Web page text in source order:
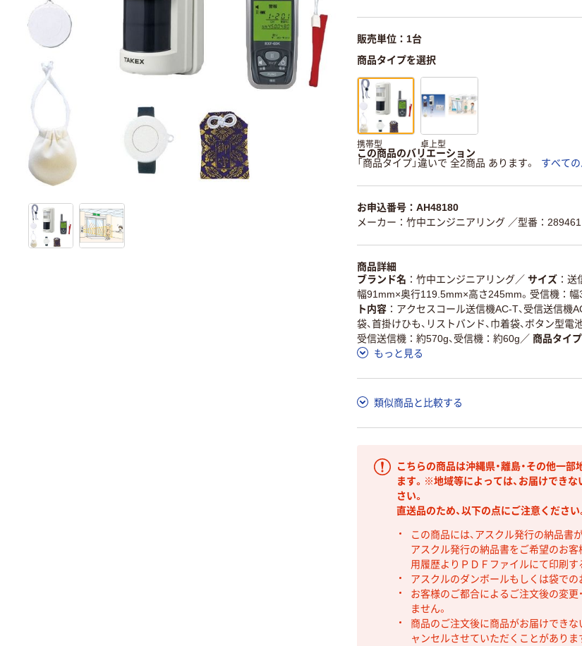
販売単位：1台
商品タイプを選択
携帯型 卓上型
この商品のバリエーション
「商品タイプ」違いで 全2商品 あります。
すべて
お申込番号：AH48180
メーカー：竹中エンジニアリング ／型番：289461
商品詳細
ブランド名
竹中エンジニアリング ／ サイズ
送
幅91mm×奥行119.5mm×高さ245mm。受信機：
ト内容
アクセスコール送信機AC-T、受信送信機
袋、首掛けひも、リストバンド、巾着袋、ボタン型電
受信送信機：約570g、受信機：約60g ／ 商品タイプ
もっと見る
類似商品と比較する
こちらの商品は沖縄県・離島・その他一
ます。※地域等によっては、お届けでき
さい。
直送品のため、以下の点にご注意ください
この商品には、アスクル発行の納品書
アスクル発行の納品書をご希望のお客
用履歴よりＰＤＦファイルにて印刷す
アスクルのダンボールもしくは袋での
お客様のご都合によるご注文後の変更
ません。
商品のご注文後に商品がお届けできな
ャンセルさせていただくことがありま